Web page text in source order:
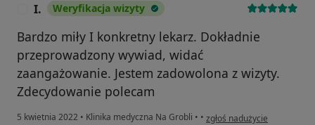
I. Weryfikacja wizyty
Bardzo miły I konkretny lekarz. Dokładnie
przeprowadzony wywiad, widać
zaangażowanie. Jestem zadowolona z wizyty.
Zdecydowanie polecam
5 kwietnia 2022 • Klinika medyczna Na Grobli • • w opinii użytkownika I.
zgłoś nadużycie